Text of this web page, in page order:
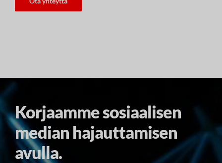
Korjaamme sosiaalisen
median hajauttamisen
avulla.